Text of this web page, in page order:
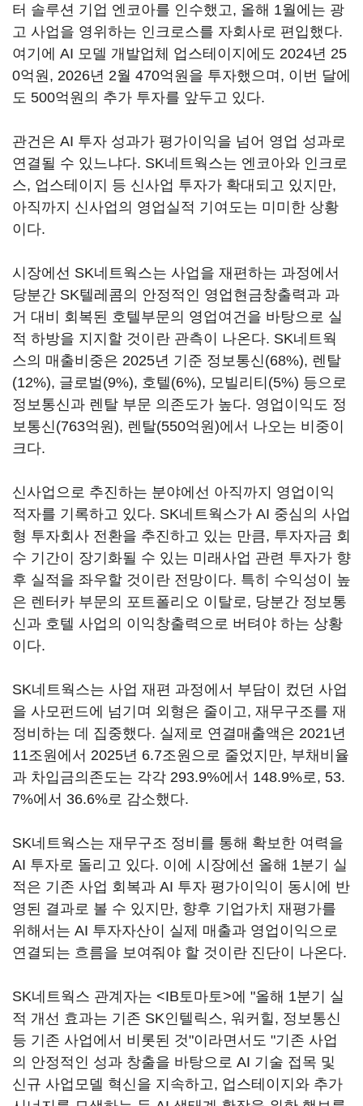
터 솔루션 기업 엔코아를 인수했고, 올해 1월에는 광
고 사업을 영위하는 인크로스를 자회사로 편입했다.
여기에 AI 모델 개발업체 업스테이지에도 2024년 25
0억원, 2026년 2월 470억원을 투자했으며, 이번 달에
도 500억원의 추가 투자를 앞두고 있다.
관건은 AI 투자 성과가 평가이익을 넘어 영업 성과로
연결될 수 있느냐다. SK네트웍스는 엔코아와 인크로
스, 업스테이지 등 신사업 투자가 확대되고 있지만,
아직까지 신사업의 영업실적 기여도는 미미한 상황
이다.
시장에선 SK네트웍스는 사업을 재편하는 과정에서
당분간 SK텔레콤의 안정적인 영업현금창출력과 과
거 대비 회복된 호텔부문의 영업여건을 바탕으로 실
적 하방을 지지할 것이란 관측이 나온다. SK네트웍
스의 매출비중은 2025년 기준 정보통신(68%), 렌탈
(12%), 글로벌(9%), 호텔(6%), 모빌리티(5%) 등으로
정보통신과 렌탈 부문 의존도가 높다. 영업이익도 정
보통신(763억원), 렌탈(550억원)에서 나오는 비중이
크다.
신사업으로 추진하는 분야에선 아직까지 영업이익
적자를 기록하고 있다. SK네트웍스가 AI 중심의 사업
형 투자회사 전환을 추진하고 있는 만큼, 투자자금 회
수 기간이 장기화될 수 있는 미래사업 관련 투자가 향
후 실적을 좌우할 것이란 전망이다. 특히 수익성이 높
은 렌터카 부문의 포트폴리오 이탈로, 당분간 정보통
신과 호텔 사업의 이익창출력으로 버텨야 하는 상황
이다.
SK네트웍스는 사업 재편 과정에서 부담이 컸던 사업
을 사모펀드에 넘기며 외형은 줄이고, 재무구조를 재
정비하는 데 집중했다. 실제로 연결매출액은 2021년
11조원에서 2025년 6.7조원으로 줄었지만, 부채비율
과 차입금의존도는 각각 293.9%에서 148.9%로, 53.
7%에서 36.6%로 감소했다.
SK네트웍스는 재무구조 정비를 통해 확보한 여력을
AI 투자로 돌리고 있다. 이에 시장에선 올해 1분기 실
적은 기존 사업 회복과 AI 투자 평가이익이 동시에 반
영된 결과로 볼 수 있지만, 향후 기업가치 재평가를
위해서는 AI 투자자산이 실제 매출과 영업이익으로
연결되는 흐름을 보여줘야 할 것이란 진단이 나온다.
SK네트웍스 관계자는 <IB토마토>에 "올해 1분기 실
적 개선 효과는 기존 SK인텔릭스, 워커힐, 정보통신
등 기존 사업에서 비롯된 것"이라면서도 "기존 사업
의 안정적인 성과 창출을 바탕으로 AI 기술 접목 및
신규 사업모델 혁신을 지속하고, 업스테이지와 추가